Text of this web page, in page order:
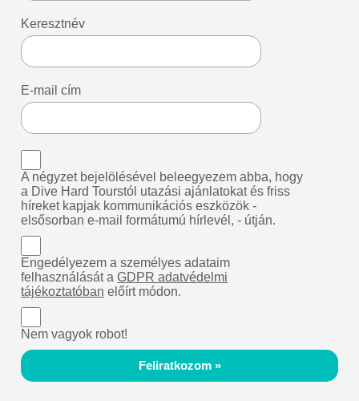
Keresztnév
E-mail cím
A négyzet bejelölésével beleegyezem abba, hogy
a Dive Hard Tourstól utazási ajánlatokat és friss
híreket kapjak kommunikációs eszközök -
elsősorban e-mail formátumú hírlevél, - útján.
Engedélyezem a személyes adataim
felhasználását aGDPR adatvédelmi
tájékoztatóban előírt módon.
Nem vagyok robot!
Feliratkozom »